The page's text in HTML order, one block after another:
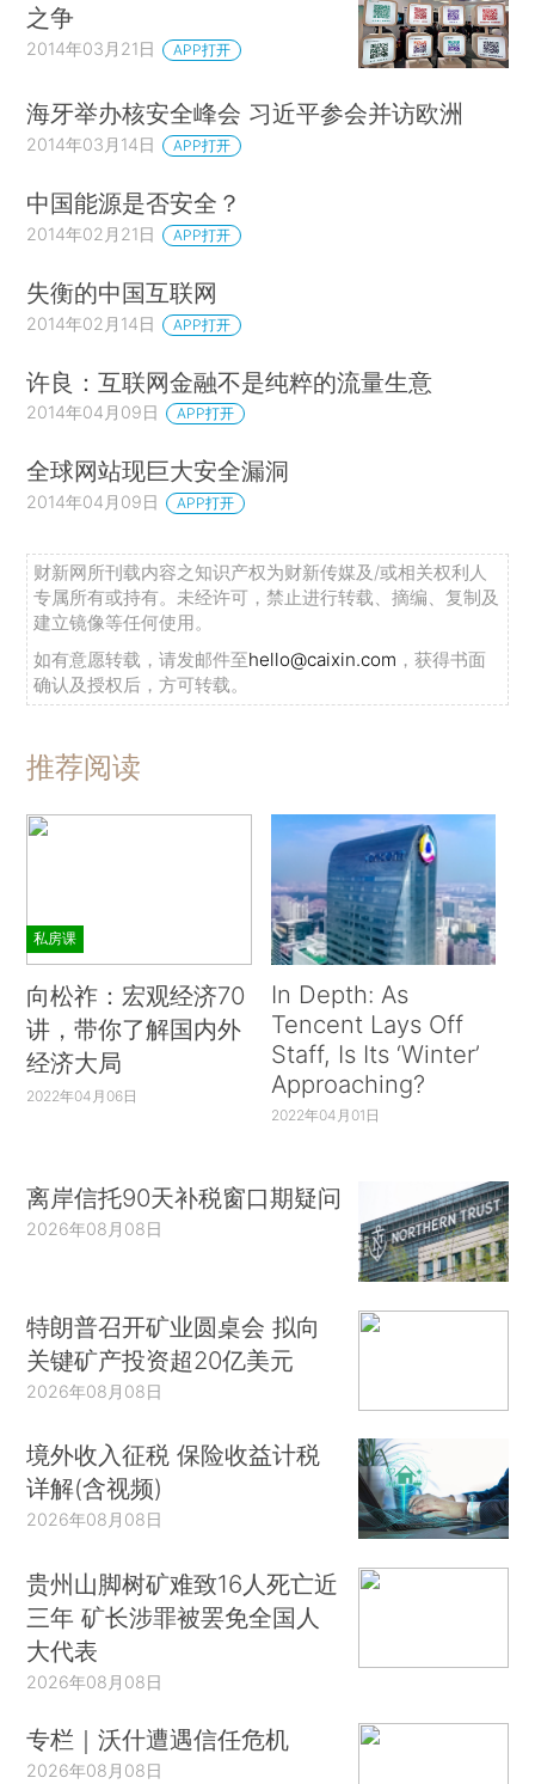
之争
2014年03月21日 APP打开
海牙举办核安全峰会 习近平参会并访欧洲
2014年03月14日 APP打开
中国能源是否安全？
2014年02月21日 APP打开
失衡的中国互联网
2014年02月14日 APP打开
许良：互联网金融不是纯粹的流量生意
2014年04月09日 APP打开
全球网站现巨大安全漏洞
2014年04月09日 APP打开
财新网所刊载内容之知识产权为财新传媒及/或相关权利人
专属所有或持有。未经许可，禁止进行转载、摘编、复制及
建立镜像等任何使用。
如有意愿转载，请发邮件至hello@caixin.com ，获得书面
确认及授权后，方可转载。
推荐阅读
私房课
向松祚：宏观经济70
讲，带你了解国内外
经济大局
2022年04月06日
In Depth: As
Tencent Lays Off
Staff, Is Its ‘Winter’
Approaching?
2022年04月01日
离岸信托90天补税窗口期疑问
2026年08月08日
特朗普召开矿业圆桌会 拟向
关键矿产投资超20亿美元
2026年08月08日
境外收入征税 保险收益计税
详解(含视频)
2026年08月08日
贵州山脚树矿难致16人死亡近
三年 矿长涉罪被罢免全国人
大代表
2026年08月08日
专栏｜沃什遭遇信任危机
2026年08月08日